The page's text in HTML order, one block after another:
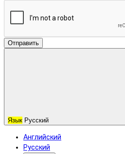
Отправить
Язык Русский
Английский
Русский